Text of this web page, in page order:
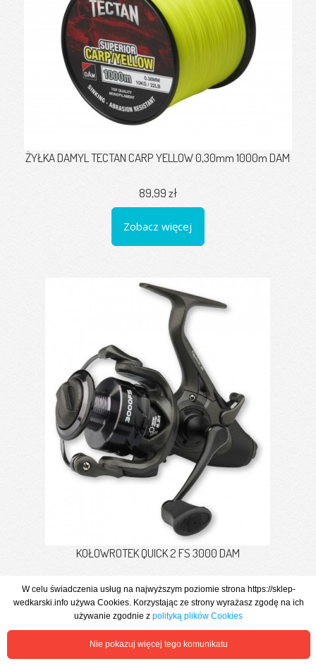
ŻYŁKA DAMYL TECTAN CARP YELLOW 0,30mm 1000m DAM
89,99 zł
Zobacz więcej
KOŁOWROTEK QUICK 2 FS 3000 DAM
176,23 zł
Zobacz więcej
W celu świadczenia usług na najwyższym poziomie strona https://sklep-
wedkarski.info używa Cookies. Korzystając ze strony wyrażasz zgodę na ich
używanie zgodnie zpolityką plików Cookies
Nie pokazuj więcej tego komunikatu